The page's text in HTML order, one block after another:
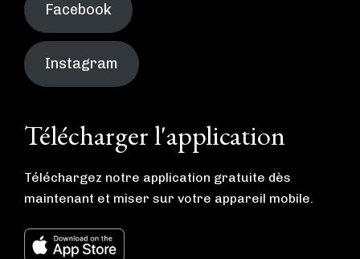
Facebook
Instagram
Télécharger l'application
Téléchargez notre application gratuite dès
maintenant et miser sur votre appareil mobile.